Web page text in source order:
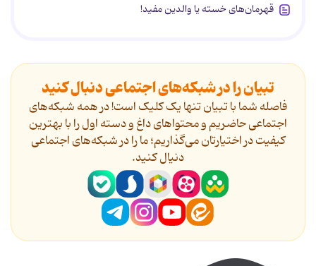
قهرمان‌های خسته یا والدین مفید!
تبیان را در شبکه‌های اجتماعی دنبال کنید
فاصله شما با تبیان تنها یک کلیک است! در همه شبکه‌های
اجتماعی حاضریم و محتواهای داغ و دسته اول را با بهترین
کیفیت در اختیارتان می‌گذاریم؛ ما را در شبکه‌های اجتماعی
دنیال کنید.